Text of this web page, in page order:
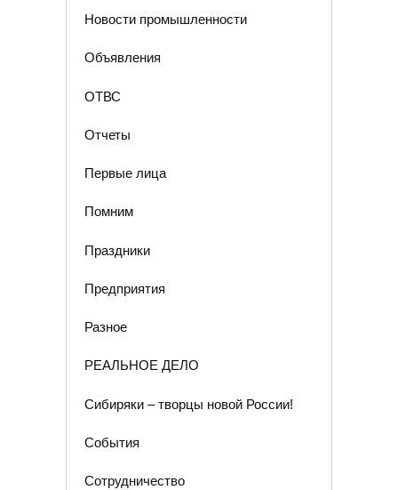
Новости промышленности
Объявления
ОТВС
Отчеты
Первые лица
Помним
Праздники
Предприятия
Разное
РЕАЛЬНОЕ ДЕЛО
Сибиряки – творцы новой России!
События
Сотрудничество